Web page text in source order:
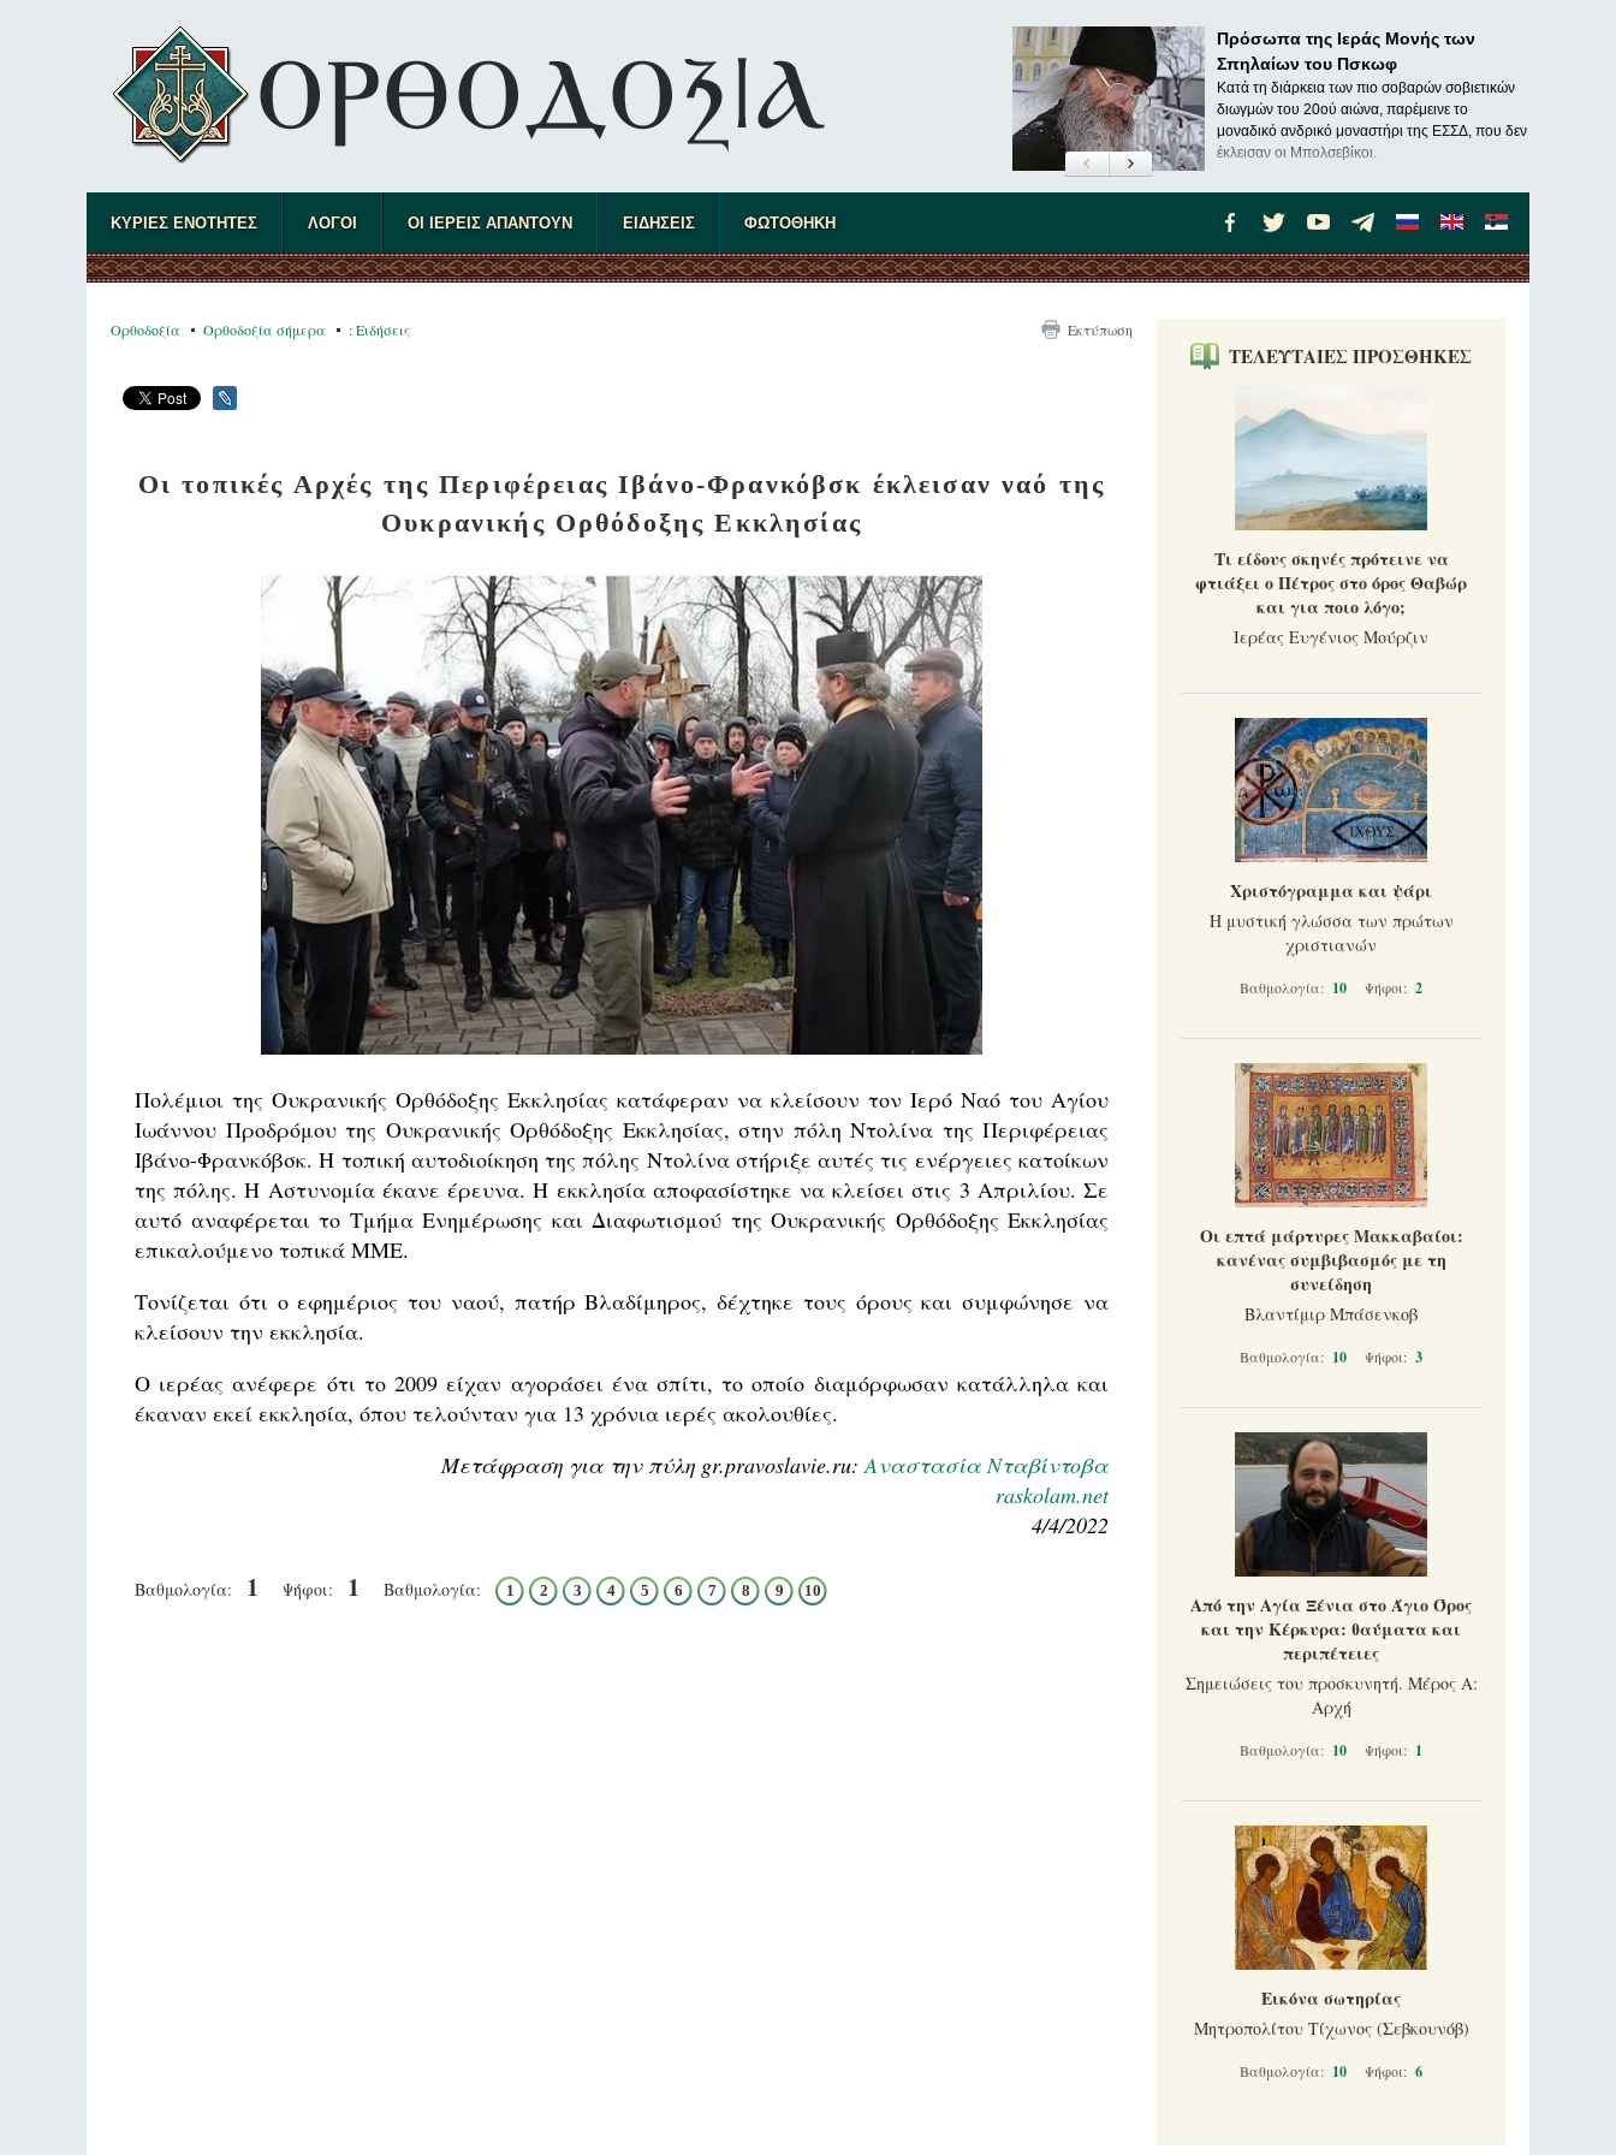
Πρόσωπα της Ιεράς Μονής των
Σπηλαίων του Πσκωφ
Κατά τη διάρκεια των πιο σοβαρών σοβιετικών
διωγμών του 20ού αιώνα, παρέμεινε το
μοναδικό ανδρικό μοναστήρι της ΕΣΣΔ, που δεν
έκλεισαν οι Μπολσεβίκοι.
ΚΥΡΙΕΣ ΕΝΟΤΗΤΕΣ ΛΟΓΟΙ ΟΙ ΙΕΡΕΙΣ ΑΠΑΝΤΟΥΝ ΕΙΔΗΣΕΙΣ ΦΩΤΟΘΗΚΗ
Ορθοδοξία Ορθοδοξία σήμερα : Ειδήσεις Εκτύπωση
Οι τοπικές Αρχές της Περιφέρειας Ιβάνο-Φρανκόβσκ έκλεισαν ναό της
Ουκρανικής Ορθόδοξης Εκκλησίας
Πολέμιοι της Ουκρανικής Ορθόδοξης Εκκλησίας κατάφεραν να κλείσουν τον Ιερό Ναό του Αγίου
Ιωάννου Προδρόμου της Ουκρανικής Ορθόδοξης Εκκλησίας, στην πόλη Ντολίνα της Περιφέρειας
Ιβάνο-Φρανκόβσκ. Η τοπική αυτοδιοίκηση της πόλης Ντολίνα στήριξε αυτές τις ενέργειες κατοίκων
της πόλης. Η Αστυνομία έκανε έρευνα. Η εκκλησία αποφασίστηκε να κλείσει στις 3 Απριλίου. Σε
αυτό αναφέρεται το Τμήμα Ενημέρωσης και Διαφωτισμού της Ουκρανικής Ορθόδοξης Εκκλησίας
επικαλούμενο τοπικά ΜΜΕ.
Τονίζεται ότι ο εφημέριος του ναού, πατήρ Βλαδίμηρος, δέχτηκε τους όρους και συμφώνησε να
κλείσουν την εκκλησία.
Ο ιερέας ανέφερε ότι το 2009 είχαν αγοράσει ένα σπίτι, το οποίο διαμόρφωσαν κατάλληλα και
έκαναν εκεί εκκλησία, όπου τελούνταν για 13 χρόνια ιερές ακολουθίες.
Μετάφραση για την πύλη gr.pravoslavie.ru:Αναστασία Νταβίντοβα
raskolam.net
4/4/2022
Βαθμολογία: 1 Ψήφοι: 1 Βαθμολογία: 1 2 3 4 5 6 7 8 9 10
ΤΕΛΕΥΤΑΙΕΣ ΠΡΟΣΘΗΚΕΣ
Τι είδους σκηνές πρότεινε να
φτιάξει ο Πέτρος στο όρος Θαβώρ
και για ποιο λόγο;
Ιερέας Ευγένιος Μούρζιν
Χριστόγραμμα και ψάρι
Η μυστική γλώσσα των πρώτων
χριστιανών
Βαθμολογία: 10 Ψήφοι: 2
Οι επτά μάρτυρες Μακκαβαίοι:
κανένας συμβιβασμός με τη
συνείδηση
Βλαντίμιρ Μπάσενκοβ
Βαθμολογία: 10 Ψήφοι: 3
Από την Αγία Ξένια στο Άγιο Όρος
και την Κέρκυρα: θαύματα και
περιπέτειες
Σημειώσεις του προσκυνητή. Μέρος Α:
Αρχή
Βαθμολογία: 10 Ψήφοι: 1
Εικόνα σωτηρίας
Μητροπολίτου Τίχωνος (Σεβκουνόβ)
Βαθμολογία: 10 Ψήφοι: 6